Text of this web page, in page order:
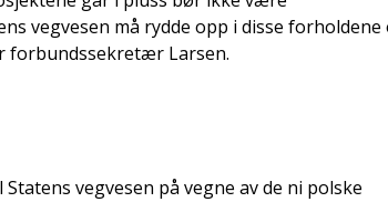
vegvesen må rydde opp i disse forholdene
forbundssekretær Larsen.
vegvesen på vegne av de ni polske